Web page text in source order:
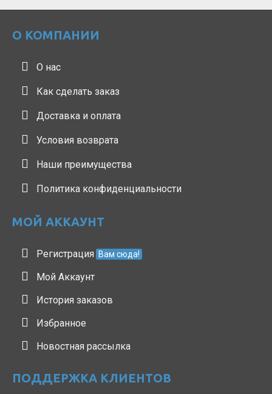
О КОМПАНИИ
О нас
Как сделать заказ
Доставка и оплата
Условия возврата
Наши преимущества
Политика конфиденциальности
МОЙ АККАУНТ
Регистрация Вам сюда!
Мой Аккаунт
История заказов
Избранное
Новостная рассылка
ПОДДЕРЖКА КЛИЕНТОВ